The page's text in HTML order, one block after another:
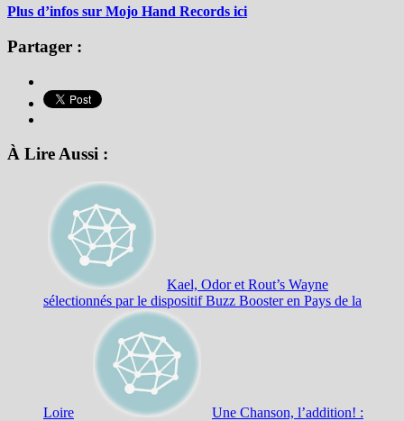
Plus d’infos sur Mojo Hand Records ici
Partager :
À Lire Aussi :
Kael, Odor et Rout’s Wayne
sélectionnés par le dispositif Buzz Booster en Pays de la
Loire
Une Chanson, l’addition! :